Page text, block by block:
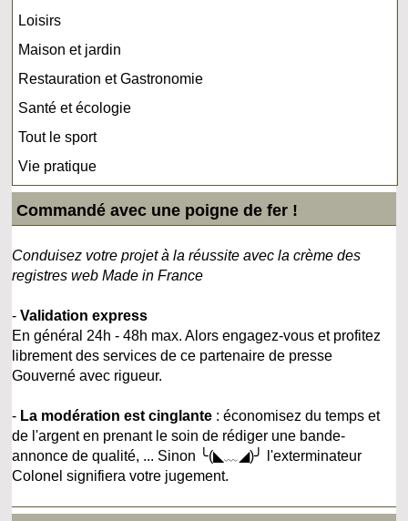
Loisirs
Maison et jardin
Restauration et Gastronomie
Santé et écologie
Tout le sport
Vie pratique
Commandé avec une poigne de fer !
Conduisez votre projet à la réussite avec la crème des
registres web Made in France
-Validation express
En général 24h - 48h max. Alors engagez-vous et profitez
librement des services de ce partenaire de presse
Gouverné avec rigueur.
- La modération est cinglante : économisez du temps et
de l'argent en prenant le soin de rédiger une bande-
annonce de qualité, ... Sinon ╰(◣﹏◢)╯ l'exterminateur
Colonel signifiera votre jugement.